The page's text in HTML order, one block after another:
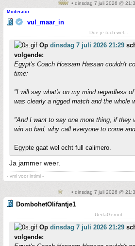
• dinsdag 7 juli 2026 @
Moderator
vul_maar_in
Doe je toch wel...
Op dinsdag 7 juli 2026 21:29
volgende:
Egypt's Coach Hossam Hassan couldn't
time:
"I will say what's on my mind regardless
was clearly a rigged match and the whole
"And I want to say one more thing, if they
win so bad, why call everyone to come
Egypte gaat wel echt full calimero.
Ja jammer weer.
- vmi voor intimi -
• dinsdag 7 juli 2026 @
DombohetOlifantje1
UedaGernot
Op dinsdag 7 juli 2026 21:29
volgende: